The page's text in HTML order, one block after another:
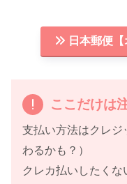
日本郵便
ここだけは
支払い方法はクレジ
わるかも？）
クレカ払いしたく